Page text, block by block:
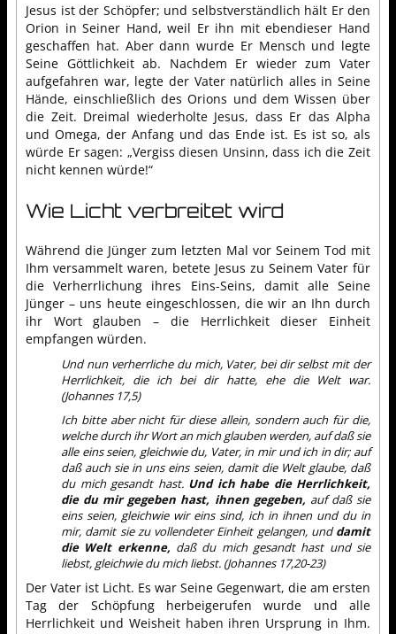
Jesus ist der Schöpfer; und selbstverständlich hält Er den
Orion in Seiner Hand, weil Er ihn mit ebendieser Hand
geschaffen hat. Aber dann wurde Er Mensch und legte
Seine Göttlichkeit ab. Nachdem Er wieder zum Vater
aufgefahren war, legte der Vater natürlich alles in Seine
Hände, einschließlich des Orions und dem Wissen über
die Zeit. Dreimal wiederholte Jesus, dass Er das Alpha
und Omega, der Anfang und das Ende ist. Es ist so, als
würde Er sagen: „Vergiss diesen Unsinn, dass ich die Zeit
nicht kennen würde!“
Wie Licht verbreitet wird
Während die Jünger zum letzten Mal vor Seinem Tod mit
Ihm versammelt waren, betete Jesus zu Seinem Vater für
die Verherrlichung ihres Eins-Seins, damit alle Seine
Jünger – uns heute eingeschlossen, die wir an Ihn durch
ihr Wort glauben – die Herrlichkeit dieser Einheit
empfangen würden.
Und nun verherrliche du mich, Vater, bei dir selbst mit der
Herrlichkeit, die ich bei dir hatte, ehe die Welt war.
(Johannes 17,5)
Ich bitte aber nicht für diese allein, sondern auch für die,
welche durch ihr Wort an mich glauben werden, auf daß sie
alle eins seien, gleichwie du, Vater, in mir und ich in dir; auf
daß auch sie in uns eins seien, damit die Welt glaube, daß
du mich gesandt hast. Und ich habe die Herrlichkeit,
die du mir gegeben hast, ihnen gegeben, auf daß sie
eins seien, gleichwie wir eins sind, ich in ihnen und du in
mir, damit sie zu vollendeter Einheit gelangen, unddamit
die Welt erkenne, daß du mich gesandt hast und sie
liebst, gleichwie du mich liebst. (Johannes 17,20-23)
Der Vater ist Licht. Es war Seine Gegenwart, die am ersten
Tag der Schöpfung herbeigerufen wurde und alle
Herrlichkeit und Weisheit haben ihren Ursprung in Ihm.